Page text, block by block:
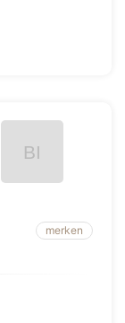
merken